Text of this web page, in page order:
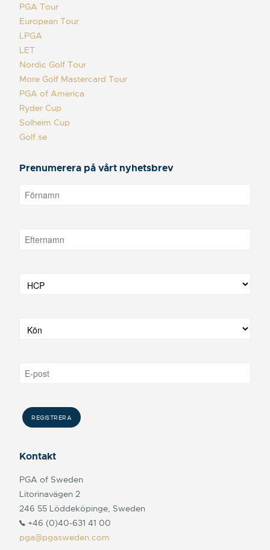
PGA Tour
European Tour
LPGA
LET
Nordic Golf Tour
More Golf Mastercard Tour
PGA of America
Ryder Cup
Solheim Cup
Golf.se
Prenumerera på vårt nyhetsbrev
Kontakt
PGA of Sweden
Litorinavägen 2
246 55 Löddeköpinge, Sweden
+46 (0)40-631 41 00
pga@pgasweden.com